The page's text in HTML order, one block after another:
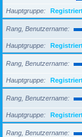
Hauptgruppe
Rang, Benutzername
Hauptgruppe
Rang, Benutzername
Hauptgruppe
Rang, Benutzername
Hauptgruppe
Rang, Benutzername